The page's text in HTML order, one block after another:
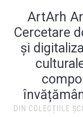
ArtArh
Cercetare
și
DIN COLECȚIILE